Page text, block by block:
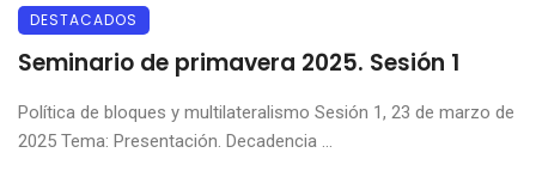
DESTACADOS
Seminario de primavera 2025. Sesión 1
Política de bloques y multilateralismo Sesión 1, 23 de marzo de
2025 Tema: Presentación. Decadencia ...